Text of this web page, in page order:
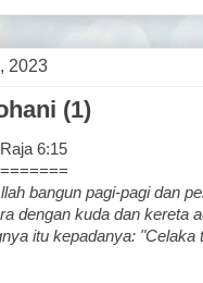
2023
(1)
6:15
bangun pagi-pagi dan
dengan kuda dan kereta
itu kepadanya: "Celaka